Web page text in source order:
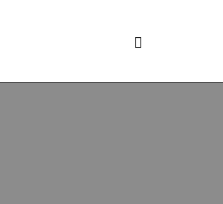
Search